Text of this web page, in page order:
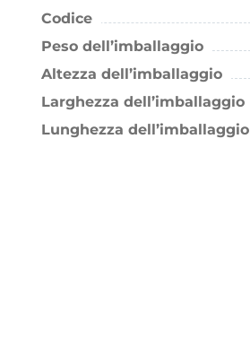
Codice
Peso dell’imballaggio
Altezza dell’imballaggio
Larghezza dell’imballaggio
Lunghezza dell’imballaggio